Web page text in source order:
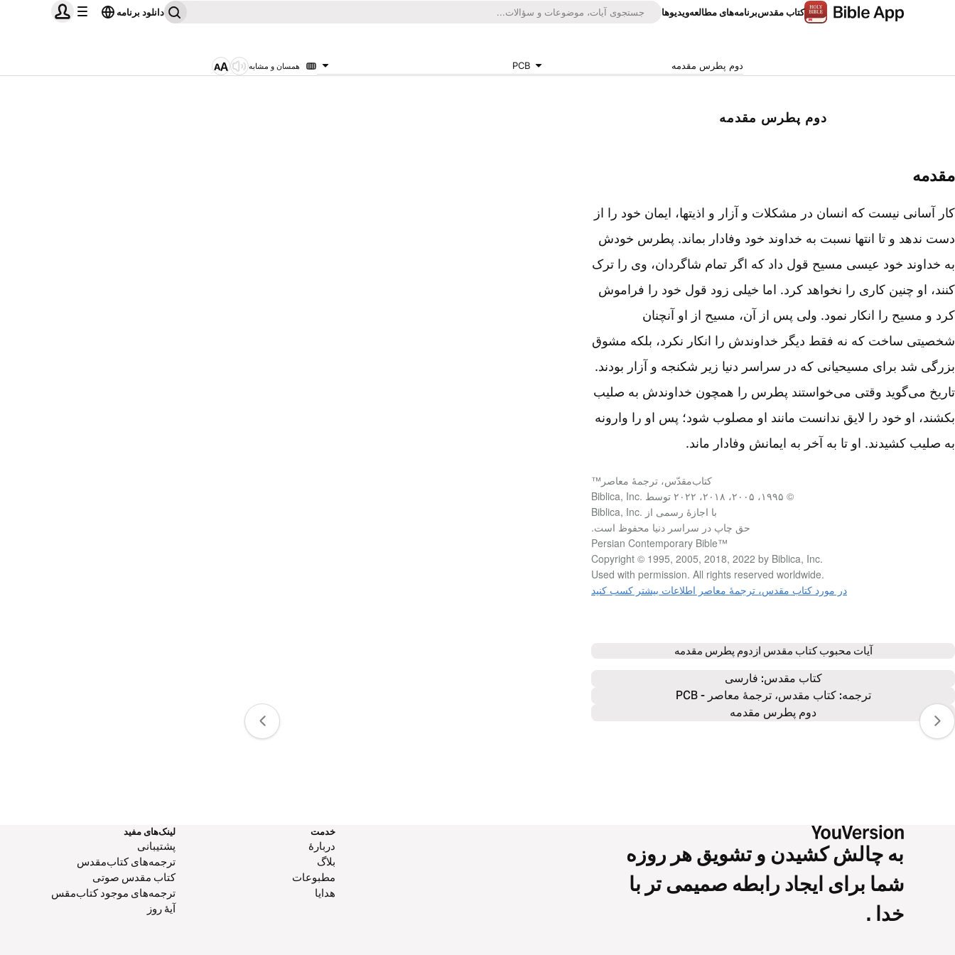
كتاب‌ مقدسبرنامه‌های مطالعهویدیوها دانلود برنامه
دوم پطرس ‮مقدمه‬ PCB همسان و مشابه
دوم پطرس ‮مقدمه‬
مقدمه
کار آسانی نیست که انسان در مشکلات و آزار و اذیتها، ایمان خود را از
دست ندهد و تا انتها نسبت به خداوند خود وفادار بماند. پطرس خودش
به خداوند خود عیسی مسیح قول داد که اگر تمام شاگردان، وی را ترک
کنند، او چنین کاری را نخواهد کرد. اما خیلی زود قول خود را فراموش
کرد و مسیح را انکار نمود. ولی پس از آن، مسیح از او آنچنان
شخصیتی ساخت که نه فقط دیگر خداوندش را انکار نکرد، بلکه مشوق
بزرگی شد برای مسیحیانی که در سراسر دنیا زیر شکنجه و آزار بودند.
تاریخ می‌گوید وقتی می‌خواستند پطرس را همچون خداوندش به صلیب
بکشند، او خود را لایق ندانست مانند او مصلوب شود؛ پس او را وارونه
به صلیب کشیدند. او تا به آخر به ایمانش وفادار ماند.
کتاب‌مقدّس، ترجمۀ معاصر™
© ۱۹۹۵، ۲۰۰۵، ۲۰۱۸، ۲۰۲۲ توسط Biblica, Inc.‎
با اجازۀ رسمی از Biblica, Inc.‎
حق چاپ در سراسر دنیا محفوظ است.
Persian Contemporary Bible™‎
Copyright © 1995, 2005, 2018, 2022 by Biblica, Inc.‎
Used with permission. All rights reserved worldwide.‎
در مورد کتاب مقدس، ترجمۀ معاصر اطلاعات بیشتر کسب کنید
آیات محبوب کتاب مقدس از دوم پطرس ‮مقدمه‬
كتاب‌ مقدس:
فارسی
ترجمه: کتاب مقدس، ترجمۀ معاصر - PCB
دوم پطرس ‮مقدمه‬
به چالش کشیدن و تشویق هر روزه
شما برای ایجاد رابطه صمیمی تر با
خدا .
خدمت
دربارهٔ
بلاگ
مطبوعات
هدایا
لینک‌های مفید
پشتیبانی
ترجمه‌های کتاب‌مقدس
کتاب‌ مقدس صوتی
ترجمه‌های موجود کتاب‌مقس
آیۀ روز